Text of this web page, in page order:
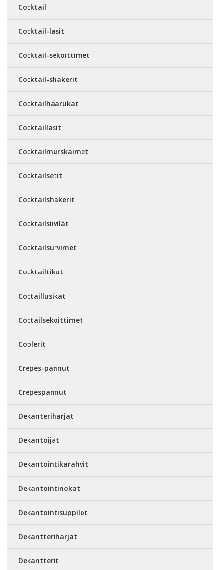
Cocktail
Cocktail-lasit
Cocktail-sekoittimet
Cocktail-shakerit
Cocktailhaarukat
Cocktaillasit
Cocktailmurskaimet
Cocktailsetit
Cocktailshakerit
Cocktailsiivilät
Cocktailsurvimet
Cocktailtikut
Coctaillusikat
Coctailsekoittimet
Coolerit
Crepes-pannut
Crepespannut
Dekanteriharjat
Dekantoijat
Dekantointikarahvit
Dekantointinokat
Dekantointisuppilot
Dekantteriharjat
Dekantterit